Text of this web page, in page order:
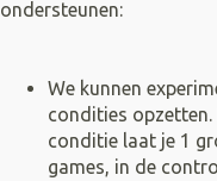
ondersteunen:
We kunnen
condities opzetten.
conditie laat je 1
games, in de